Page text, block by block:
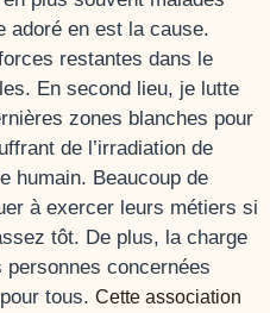
adoré en est la cause.
restantes dans le
En second lieu, je lutte
zones blanches pour
de l’irradiation de
humain. Beaucoup de
à exercer leurs métiers si
tôt. De plus, la charge
concernées
tous.Cette association